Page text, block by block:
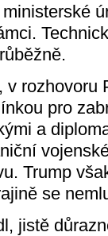
rozhovoru
pro
a
Trump
se
jistě